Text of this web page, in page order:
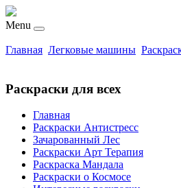
Menu
Главная Легковые машины
Раскраски для всех
Главная
Раскраски Антистресс
Зачарованный Лес
Раскраски Арт Терапия
Раскраска Мандала
Раскраски о Космосе